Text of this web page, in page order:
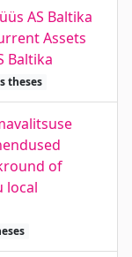
AS Baltika
Assets
Baltika
theses
of
local